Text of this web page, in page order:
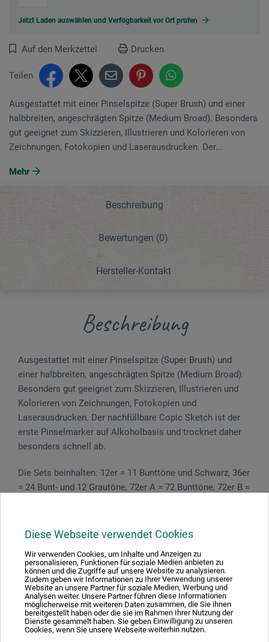
Diese Webseite verwendet Cookies
Wir verwenden Cookies, um Inhalte und Anzeigen zu
personalisieren, Funktionen für soziale Medien anbieten zu
können und die Zugriffe auf unsere Website zu analysieren.
Zudem geben wir Informationen zu Ihrer Verwendung unserer
Website an unsere Partner für soziale Medien, Werbung und
Analysen weiter. Unsere Partner führen diese Informationen
möglicherweise mit weiteren Daten zusammen, die Sie ihnen
bereitgestellt haben oder die sie im Rahmen Ihrer Nutzung der
Dienste gesammelt haben. Sie geben Einwilligung zu unseren
Cookies, wenn Sie unsere Webseite weiterhin nutzen.
Jetzt Laden auswählen und Verfügbarkeit vor Ort prüfen
Auf den Merkzettel Drucken
Teilen
Ausgestattet mit einer Pinselspitze (Super Brush) und einer
halbbreiten, angeschrägten Spitze (Medium Broad). Besonders
gut geeignet zum Skizzieren, Illustrieren und Kolorieren von
Zeichnungen, Fotokopien und Laserausdrucken. Der...
Mehr
Beschreibung
Bewertungen (0)
Hersteller-Kontakt
Beschreibung
Ausgestattet mit einer Pinselspitze (Super Brush) und
einer halbbreiten, angeschrägten Spitze (Medium Broad).
Besonders gut geeignet zum Skizzieren, Illustrieren und
Kolorieren von Zeichnungen, Fotokopien und
Laserausdrucken. Der nachfüllbare Copic Sketch ist der
erste Pinselmarker auf Alkoholbasis und trocknet daher
besonders schnell ab.
Die Sets beinhalten: 12er = 11 Bunttöne und Schwarz, 36er
= 24 Bunt- und 12 Grautöne, 72er A = 72 Bunttöne, 72er B =
Produktbewertungen (0)
Schreiben Sie die erste Bewertung zu diesem Produkt